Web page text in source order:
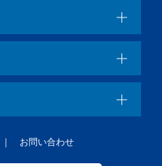
お問い合わせ